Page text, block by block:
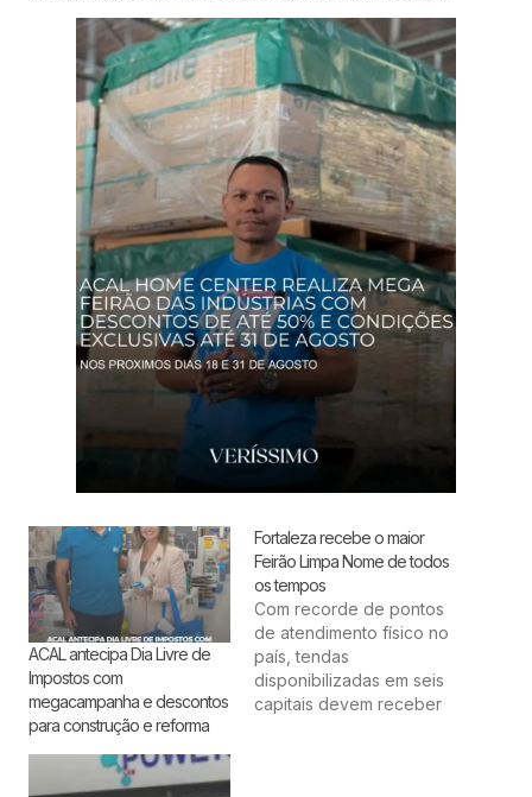
ACAL antecipa Dia Livre de
Impostos com
megacampanha e descontos
para construção e reforma
Fortaleza recebe o maior
Feirão Limpa Nome de todos
os tempos
Com recorde de pontos
de atendimento físico no
país, tendas
disponibilizadas em seis
capitais devem receber